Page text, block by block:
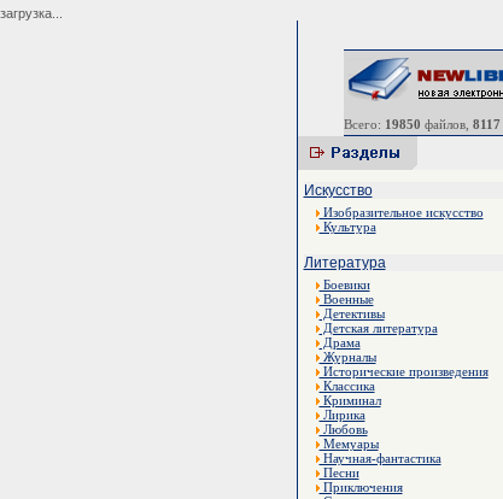
загрузка...
Всего: 19850 файлов, 8117
Искусство
Изобразительное искусство
Культура
Литература
Боевики
Военные
Детективы
Детская литература
Драма
Журналы
Исторические произведения
Классика
Криминал
Лирика
Любовь
Мемуары
Научная-фантастика
Песни
Приключения